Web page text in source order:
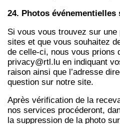
24. Photos
Si vous vous trouvez sur une
sites et que vous souhaitez
de celle-ci, nous vous prions
privacy@rtl.lu en indiquant
raison ainsi que l’adresse
question sur notre site.
Après vérification de la
nos services procéderont,
la suppression de la photo